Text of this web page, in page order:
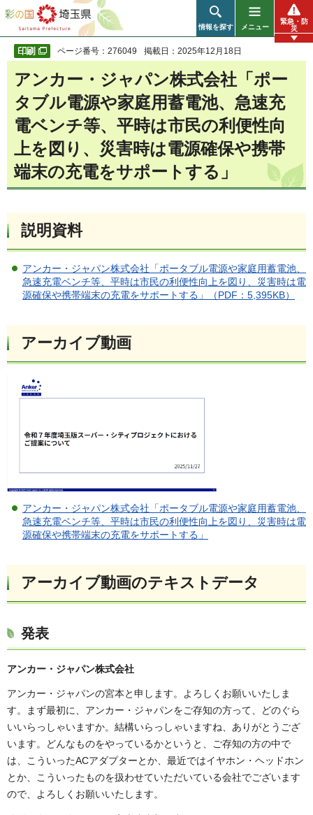
彩の国 埼玉県
情報を探す メニュー
緊急・防
災
ページ番号：276049 掲載日：2025年12月18日
アンカー・ジャパン株式会社「ポー
タブル電源や家庭用蓄電池、急速充
電ベンチ等、平時は市民の利便性向
上を図り、災害時は電源確保や携帯
端末の充電をサポートする」
説明資料
アンカー・ジャパン株式会社「ポータブル電源や家庭用蓄電池、
急速充電ベンチ等、平時は市民の利便性向上を図り、災害時は電
源確保や携帯端末の充電をサポートする」（PDF：5,395KB）
アーカイブ動画
アンカー・ジャパン株式会社「ポータブル電源や家庭用蓄電池、
急速充電ベンチ等、平時は市民の利便性向上を図り、災害時は電
源確保や携帯端末の充電をサポートする」
アーカイブ動画のテキストデータ
発表
アンカー・ジャパン株式会社
アンカー・ジャパンの宮本と申します。よろしくお願いいたしま
す。まず最初に、アンカー・ジャパンをご存知の方って、どのぐら
いいらっしゃいますか。結構いらっしゃいますね、ありがとうござ
います。どんなものをやっているかというと、ご存知の方の中で
は、こういったACアダプターとか、最近ではイヤホン・ヘッドホン
とか、こういったものを扱わせていただいている会社でございます
ので、よろしくお願いいたします。